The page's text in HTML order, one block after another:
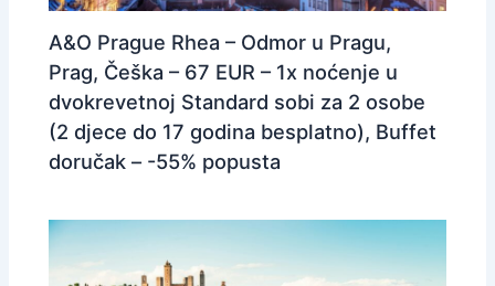
A&O Prague Rhea – Odmor u Pragu,
Prag, Češka – 67 EUR – 1x noćenje u
dvokrevetnoj Standard sobi za 2 osobe
(2 djece do 17 godina besplatno), Buffet
doručak – -55% popusta